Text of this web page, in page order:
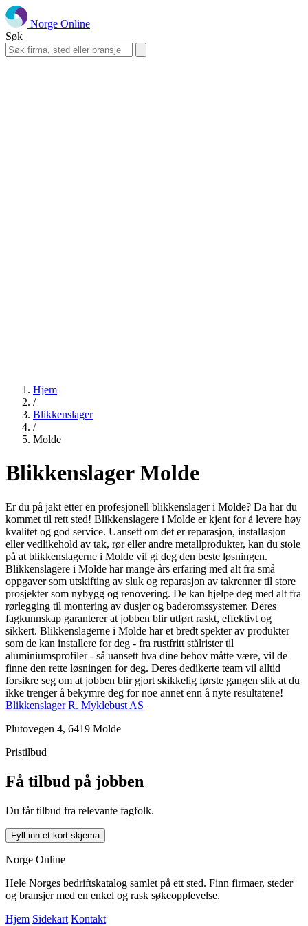
Norge Online
Søk
Hjem
/
Blikkenslager
/
Molde
Blikkenslager Molde
Er du på jakt etter en profesjonell blikkenslager i Molde? Da har du
kommet til rett sted! Blikkenslagere i Molde er kjent for å levere høy
kvalitet og god service. Uansett om det er reparasjon, installasjon
eller vedlikehold av tak, rør eller andre metallprodukter, kan du stole
på at blikkenslagerne i Molde vil gi deg den beste løsningen.
Blikkenslagere i Molde har mange års erfaring med alt fra små
oppgaver som utskifting av sluk og reparasjon av takrenner til store
prosjekter som nybygg og renovering. De kan hjelpe deg med alt fra
rørlegging til montering av dusjer og baderomssystemer. Deres
fagkunnskap garanterer at jobben blir utført raskt, effektivt og
sikkert. Blikkenslagerne i Molde har et bredt spekter av produkter
som de kan installere for deg - fra rustfritt stålrister til
aluminiumsprofiler - så uansett hva dine behov måtte være, vil de
finne den rette løsningen for deg. Deres dedikerte team vil alltid
forsikre seg om at jobben blir gjort skikkelig første gangen slik at du
ikke trenger å bekymre deg for noe annet enn å nyte resultatene!
Blikkenslager R. Myklebust AS
Plutovegen 4, 6419 Molde
Pristilbud
Få tilbud på jobben
Du får tilbud fra relevante fagfolk.
Fyll inn et kort skjema
Norge Online
Hele Norges bedriftskatalog samlet på ett sted. Finn firmaer, steder
og bransjer med en enkel og rask søkeopplevelse.
Hjem Sidekart Kontakt